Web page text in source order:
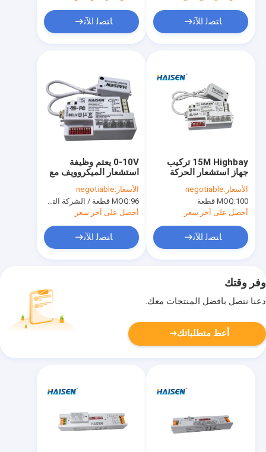
ﺎﺘﺼﻟ ﺍﻶﻧ ﺎﺘﺼﻟ ﺍﻶﻧ
0-10V يعتم وظيفة
استشعار الميكروويف مع
تصميم منفصل
الأسعار:negotiable
MOQ:96 قطعة / الشركة التونسية للملاحة
أحصل على آخر سعر
ﺎﺘﺼﻟ ﺍﻶﻧ
15M Highbay تركيب
جهاز استشعار الحركة
RED CE
الأسعار:negotiable
MOQ:100 قطعة
أحصل على آخر سعر
ﺎﺘﺼﻟ ﺍﻶﻧ
وفر وقتك
دعنا نتصل بأفضل المنتجات معك.
أعط متطلباتك